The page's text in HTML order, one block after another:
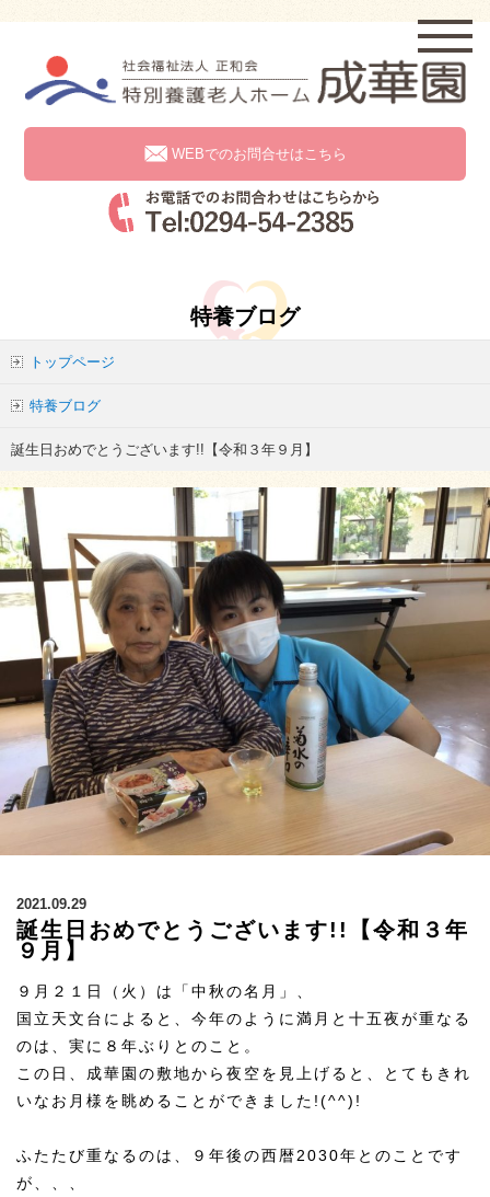
WEBでのお問合せはこちら
特養ブログ
トップページ
特養ブログ
誕生日おめでとうございます!!【令和３年９月】
2021.09.29
誕生日おめでとうございます!!【令和３年
９月】
９月２１日（火）は「中秋の名月」、
国立天文台によると、今年のように満月と十五夜が重なる
のは、実に８年ぶりとのこと。
この日、成華園の敷地から夜空を見上げると、とてもきれ
いなお月様を眺めることができました!(^^)!
ふたたび重なるのは、９年後の西暦2030年とのことです
が、、、